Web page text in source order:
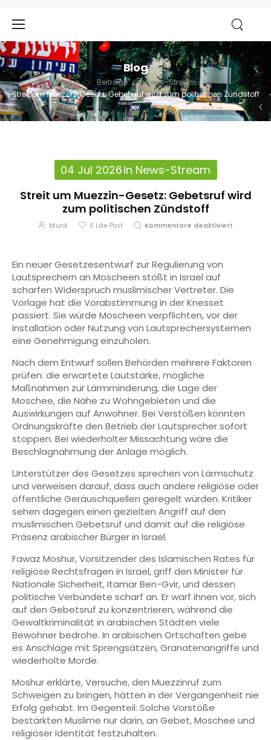
Blog
Home Beiträge
News-Stream
Streit um Muezzin-Gesetz: Gebetsruf wird zum politischen Zündstoff
04 Jul 2026in News-Stream
Streit um Muezzin-Gesetz: Gebetsruf wird
zum politischen Zündstoff
bfunk 0 Like Post Kommentare deaktiviert
Ein neuer Gesetzesentwurf zur Regulierung von
Lautsprechern an Moscheen stößt in Israel auf
scharfen Widerspruch muslimischer Vertreter. Die
Vorlage hat die Vorabstimmung in der Knesset
passiert. Sie würde Moscheen verpflichten, vor der
Installation oder Nutzung von Lautsprechersystemen
eine Genehmigung einzuholen.
Nach dem Entwurf sollen Behörden mehrere Faktoren
prüfen: die erwartete Lautstärke, mögliche
Maßnahmen zur Lärmminderung, die Lage der
Moschee, die Nähe zu Wohngebieten und die
Auswirkungen auf Anwohner. Bei Verstößen könnten
Ordnungskräfte den Betrieb der Lautsprecher sofort
stoppen. Bei wiederholter Missachtung wäre die
Beschlagnahmung der Anlage möglich.
Unterstützer des Gesetzes sprechen von Lärmschutz
und verweisen darauf, dass auch andere religiöse oder
öffentliche Geräuschquellen geregelt würden. Kritiker
sehen dagegen einen gezielten Angriff auf den
muslimischen Gebetsruf und damit auf die religiöse
Präsenz arabischer Bürger in Israel.
Fawaz Moshur, Vorsitzender des Islamischen Rates für
religiöse Rechtsfragen in Israel, griff den Minister für
Nationale Sicherheit, Itamar Ben-Gvir, und dessen
politische Verbündete scharf an. Er warf ihnen vor, sich
auf den Gebetsruf zu konzentrieren, während die
Gewaltkriminalität in arabischen Städten viele
Bewohner bedrohe. In arabischen Ortschaften gebe
es Anschläge mit Sprengsätzen, Granatenangriffe und
wiederholte Morde.
Moshur erklärte, Versuche, den Muezzinruf zum
Schweigen zu bringen, hätten in der Vergangenheit nie
Erfolg gehabt. Im Gegenteil: Solche Vorstöße
bestärkten Muslime nur darin, an Gebet, Moschee und
religiöser Identität festzuhalten.